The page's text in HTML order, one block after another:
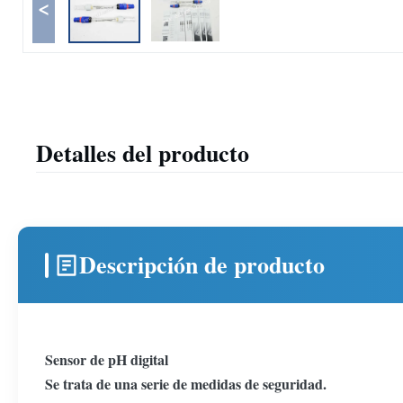
<
Detalles del producto
Descripción de producto
Sensor de pH digital
Se trata de una serie de medidas de seguridad.